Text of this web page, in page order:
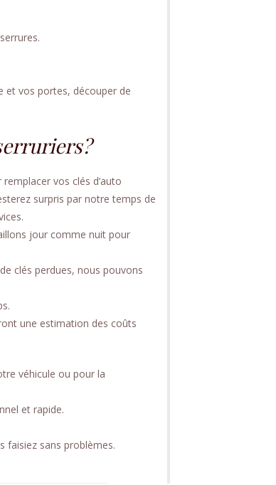
et vos portes, découper de
vos clés d’auto
surpris par notre temps de
jour comme nuit pour
clés perdues, nous pouvons
une estimation des coûts
véhicule ou pour la
et rapide.
faisiez sans problèmes.